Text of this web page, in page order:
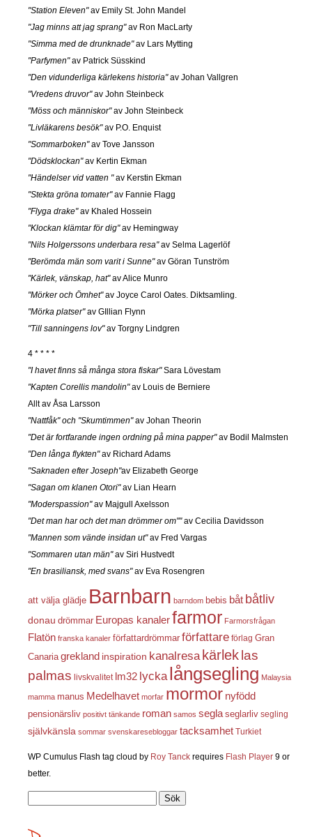
"Station Eleven"av Emily St. John Mandel
"Jag minns att jag sprang"av Ron MacLarty
"Simma med de drunknade"av Lars Mytting
"Parfymen"av Patrick Süsskind
"Den vidunderliga kärlekens historia"av Johan Vallgren
"Vredens druvor"av John Steinbeck
"Möss och människor"av John Steinbeck
"Livläkarens besök"av P.O. Enquist
"Sommarboken"av Tove Jansson
"Dödsklockan"av Kertin Ekman
"Händelser vid vatten "av Kerstin Ekman
"Stekta gröna tomater"av Fannie Flagg
"Flyga drake"av Khaled Hossein
"Klockan klämtar för dig"av Hemingway
"Nils Holgerssons underbara resa"av Selma Lagerlöf
"Berömda män som varit i Sunne"av Göran Tunström
"Kärlek, vänskap, hat"av Alice Munro
"Mörker och Ömhet"av Joyce Carol Oates. Diktsamling.
"Mörka platser"av GIllian Flynn
"Till sanningens lov"av Torgny Lindgren
4 * * * *
"I havet finns så många stora fiskar"Sara Lövestam
"Kapten Corellis mandolin"av Louis de Berniere
Allt av Åsa Larsson
"Nattfåk" och "Skumtimmen"av Johan Theorin
"Det är fortfarande ingen ordning på mina papper"av Bodil Malmsten
"Den långa flykten"av Richard Adams
"Saknaden efter Joseph"av Elizabeth George
"Sagan om klanen Otori"av Lian Hearn
"Moderspassion"av Majgull Axelsson
"Det man har och det man drömmer om""av Cecilia Davidsson
"Mannen som vände insidan ut"av Fred Vargas
"Sommaren utan män"av Siri Hustvedt
"En brasiliansk, med svans"av Eva Rosengren
att välja glädje Barnbarn barndom bebis båt båtliv
donau drömmar Europas kanalerfarmor Farmorsfrågan
Flatön franska kanaler författardrömmar författare förlag Gran
Canaria grekland inspiration kanalresa kärlek las
palmas livskvalitet lm32 lycka långsegling Malaysia
mamma manus Medelhavet morfar mormor nyfödd
pensionärsliv positivt tänkande roman samos segla seglarliv segling
självkänsla sommar svenskaresebloggar tacksamhet Turkiet
WP Cumulus Flash tag cloud by Roy Tanck requires Flash Player 9 or
better.